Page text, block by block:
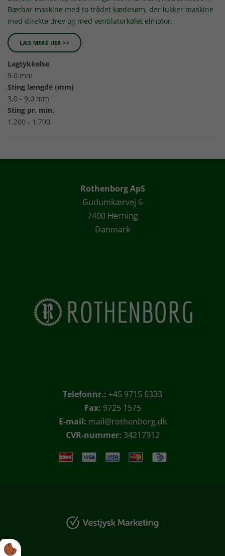
Bærbar maskine med to trådet kædesøm, der lukker maskine
med direkte drev og med ventilatorkølet elmotor.
LÆS MERE HER >>
Lagtykkelse
9.0 mm
Sting længde (mm)
3,0 - 9,0 mm
Sting pr. min.
1.200 - 1.700
Rothenborg ApS
Gudumkærvej 6
7400 Herning
Danmark
Telefonnr.: +45 9715 6333
Fax: 9725 1575
E-mail: mail@rothenborg.dk
CVR-nummer: 34217912